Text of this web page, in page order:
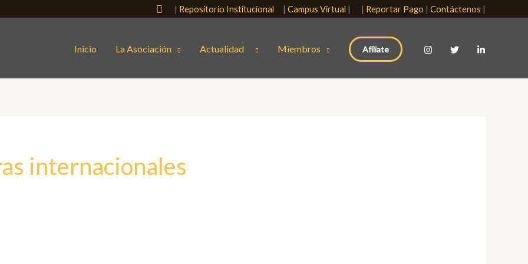
Buscar
| Repositorio Institucional | Campus Virtual | | Reportar Pago | Contáctenos |
Inicio La Asociación Actualidad Miembros Afíliate
internacionales